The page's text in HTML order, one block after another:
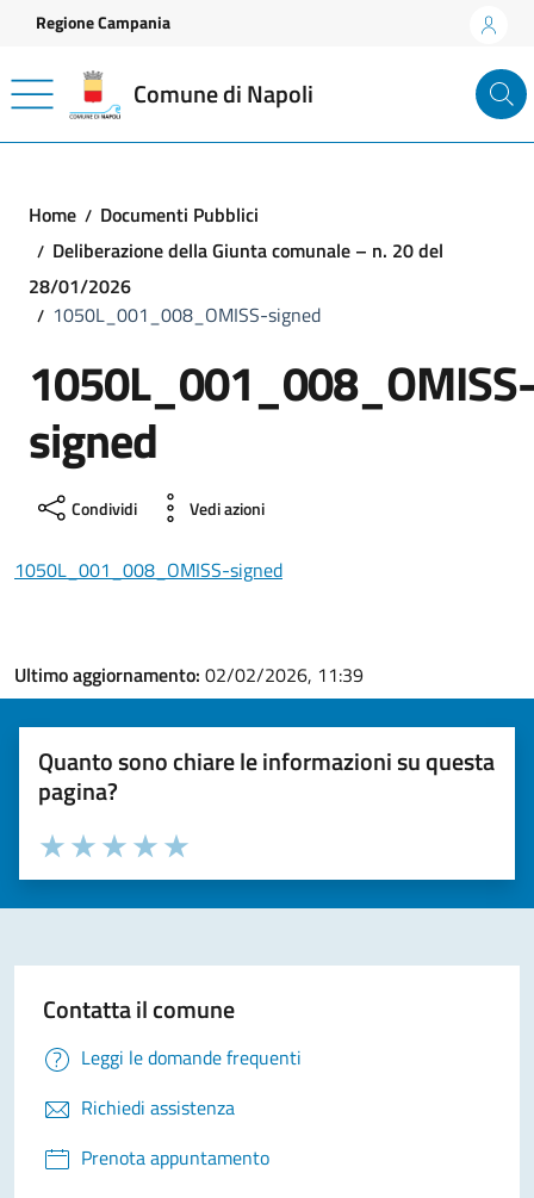
Vai ai contenuti
Vai al footer
Regione Campania
Comune di Napoli
Home
Documenti Pubblici
Deliberazione della Giunta comunale – n. 20 del
28/01/2026
1050L_001_008_OMISS-signed
1050L_001_008_OMISS-
signed
Condividi Vedi azioni
1050L_001_008_OMISS-signed
Ultimo aggiornamento: 02/02/2026, 11:39
Quanto sono chiare le informazioni su questa
pagina?
Valuta la chiarezza delle informazioni (da 1 a 5 stelle)
Seleziona il numero di stelle per valutare la chiarezza delle
Valuta 5 stelle su 5
Valuta 4 stelle su 5
Valuta 3 stelle su 5
Valuta 2 stelle su 5
Valuta 1 stelle su 5
Contatta il comune
Leggi le domande frequenti
Richiedi assistenza
Prenota appuntamento